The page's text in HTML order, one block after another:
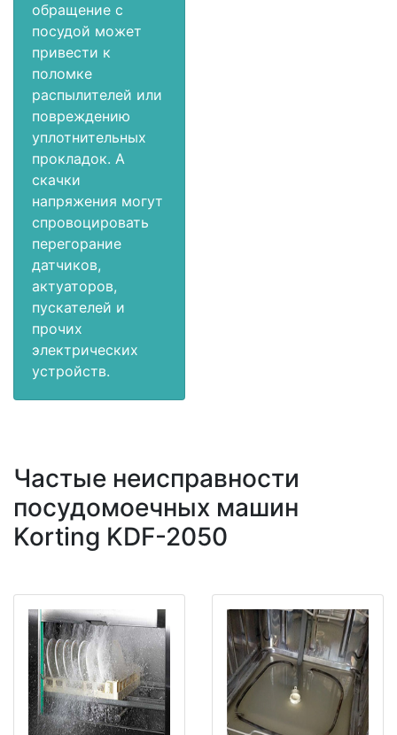
обращение с
посудой может
привести к
поломке
распылителей или
повреждению
уплотнительных
прокладок. А
скачки
напряжения могут
спровоцировать
перегорание
датчиков,
актуаторов,
пускателей и
прочих
электрических
устройств.
Частые неисправности
посудомоечных машин
Korting KDF-2050